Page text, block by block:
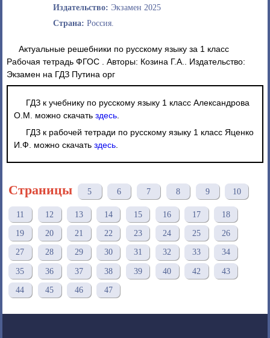
Издательство: Экзамен 2025
Страна: Россия.
Актуальные решебники по русскому языку за 1 класс
Рабочая тетрадь ФГОС . Авторы: Козина Г.А.. Издательство:
Экзамен на ГДЗ Путина орг
ГДЗ к учебнику по русскому языку 1 класс Александрова
О.М. можно скачать здесь
ГДЗ к рабочей тетради по русскому языку 1 класс Яценко
И.Ф. можно скачать здесь
Страницы 5 6 7 8 9 10
11 12 13 14 15 16 17 18
19 20 21 22 23 24 25 26
27 28 29 30 31 32 33 34
35 36 37 38 39 40 42 43
44 45 46 47